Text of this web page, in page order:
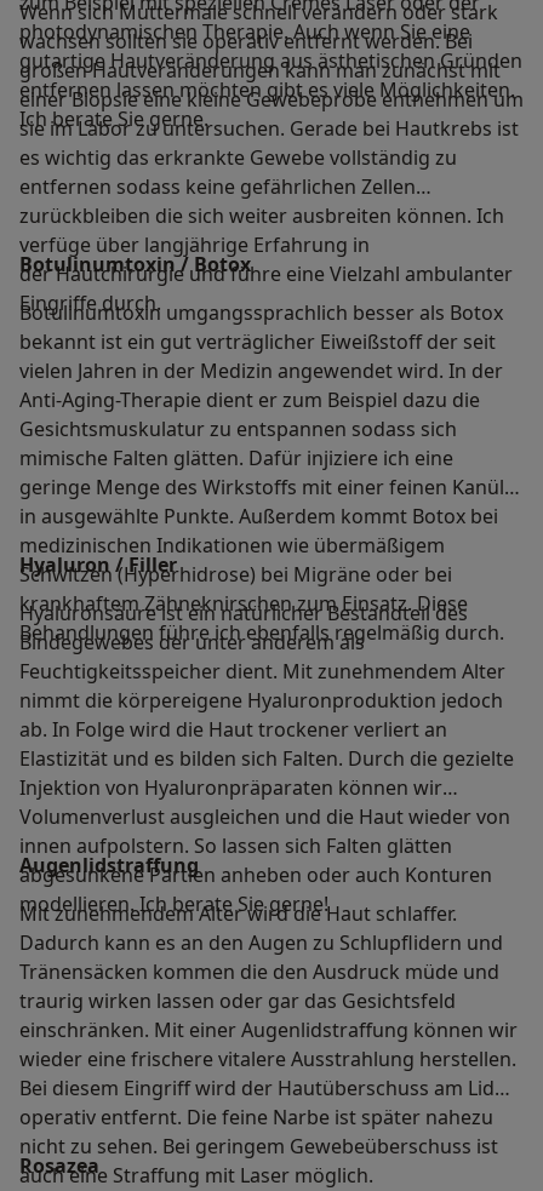
photodynamischen Therapie. Auch wenn Sie eine
gutartige Hautveränderung aus ästhetischen Gründen
entfernen lassen möchten gibt es viele Möglichkeiten.
Ich berate Sie gerne.
Wenn sich Muttermale schnell verändern oder stark
wachsen sollten sie operativ entfernt werden. Bei
großen Hautveränderungen kann man zunächst mit
einer Biopsie eine kleine Gewebeprobe entnehmen um
sie im Labor zu untersuchen. Gerade bei Hautkrebs ist
es wichtig das erkrankte Gewebe vollständig zu
entfernen sodass keine gefährlichen Zellen
zurückbleiben die sich weiter ausbreiten können. Ich
verfüge über langjährige Erfahrung in
der Hautchirurgie und führe eine Vielzahl ambulanter
Eingriffe durch.
Botulinumtoxin / Botox
Botulinumtoxin umgangssprachlich besser als Botox
bekannt ist ein gut verträglicher Eiweißstoff der seit
vielen Jahren in der Medizin angewendet wird. In der
Anti-Aging-Therapie dient er zum Beispiel dazu die
Gesichtsmuskulatur zu entspannen sodass sich
mimische Falten glätten. Dafür injiziere ich eine
geringe Menge des Wirkstoffs mit einer feinen Kanüle
in ausgewählte Punkte. Außerdem kommt Botox bei
medizinischen Indikationen wie übermäßigem
Schwitzen (Hyperhidrose) bei Migräne oder bei
krankhaftem Zähneknirschen zum Einsatz. Diese
Behandlungen führe ich ebenfalls regelmäßig durch.
Hyaluron / Filler
Hyaluronsäure ist ein natürlicher Bestandteil des
Bindegewebes der unter anderem als
Feuchtigkeitsspeicher dient. Mit zunehmendem Alter
nimmt die körpereigene Hyaluronproduktion jedoch
ab. In Folge wird die Haut trockener verliert an
Elastizität und es bilden sich Falten. Durch die gezielte
Injektion von Hyaluronpräparaten können wir
Volumenverlust ausgleichen und die Haut wieder von
innen aufpolstern. So lassen sich Falten glätten
abgesunkene Partien anheben oder auch Konturen
modellieren. Ich berate Sie gerne!
Augenlidstraffung
Mit zunehmendem Alter wird die Haut schlaffer.
Dadurch kann es an den Augen zu Schlupflidern und
Tränensäcken kommen die den Ausdruck müde und
traurig wirken lassen oder gar das Gesichtsfeld
einschränken. Mit einer Augenlidstraffung können wir
wieder eine frischere vitalere Ausstrahlung herstellen.
Bei diesem Eingriff wird der Hautüberschuss am Lid
operativ entfernt. Die feine Narbe ist später nahezu
nicht zu sehen. Bei geringem Gewebeüberschuss ist
auch eine Straffung mit Laser möglich.
Rosazea